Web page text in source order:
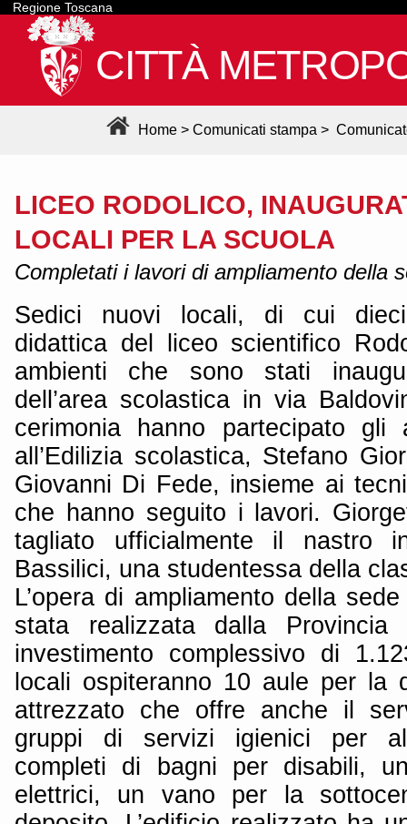
Regione Toscana
CITTÀ
Home > Comunicati stampa >
LICEO RODOLICO,
LOCALI PER LA SCUOLA
Completati i lavori di ampliamento della
Sedici nuovi locali, di cui dieci
didattica del liceo scientifico
ambienti che sono stati
dell’area scolastica in via
cerimonia hanno partecipato gli
all’Edilizia scolastica, Stefano
Giovanni Di Fede, insieme ai
che hanno seguito i lavori.
tagliato ufficialmente il nastro
Bassilici, una studentessa della
L’opera di ampliamento della
stata realizzata dalla
investimento complessivo di
locali ospiteranno 10 aule per la
attrezzato che offre anche il
gruppi di servizi igienici per
completi di bagni per disabili,
elettrici, un vano per la